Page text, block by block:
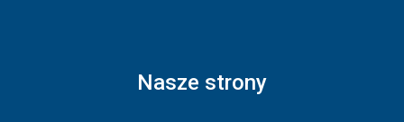
Nasze strony